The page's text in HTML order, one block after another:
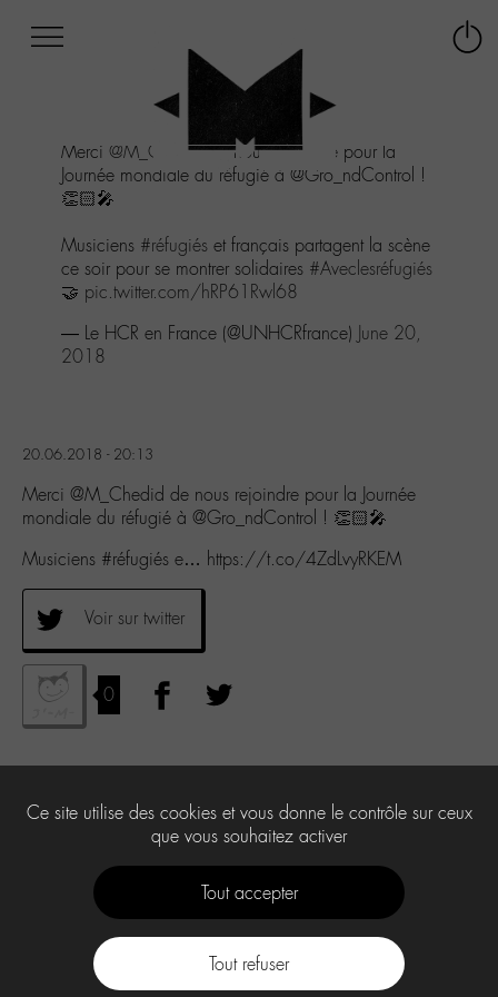
au
menu
Aller
contenu
Aller
recherche
Merci @M_Chedidde nous rejoindre pour la
Journée mondiale du réfugié à @Gro_ndControl !
👏🏻🎤
Musiciens #réfugiés et français partagent la scène
ce soir pour se montrer solidaires #Aveclesréfugiés
🤝 pic.twitter.com/hRP61Rwl68
— Le HCR en France (@UNHCRfrance) June 20,
2018
20.06.2018 - 20:13
Merci @M_Chedid de nous rejoindre pour la Journée
mondiale du réfugié à @Gro_ndControl ! 👏🏻🎤
Musiciens #réfugiés e… https://t.co/4ZdLvyRKEM
Voir sur twitter
0
Ce site utilise des cookies et vous donne le contrôle sur ceux
que vous souhaitez activer
Tout accepter
Tout refuser